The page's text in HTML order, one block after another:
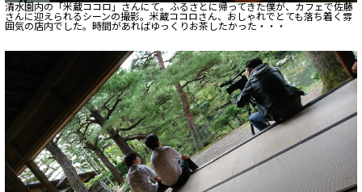
清水園内の「米蔵ココロ」さんにて。ふるさとに帰ってきた僕が、カフェで佐藤
さんに迎えられるシーンの撮影。米蔵ココロさん、おしゃれでとても落ち着く雰
囲気の店内でした。時間があればゆっくりお茶したかった・・・